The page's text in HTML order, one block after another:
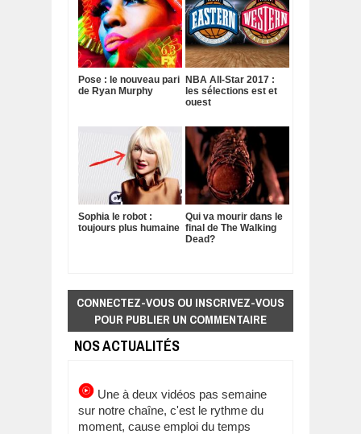
Pose : le nouveau pari
de Ryan Murphy
NBA All-Star 2017 :
les sélections est et
ouest
Sophia le robot :
toujours plus humaine
Qui va mourir dans le
final de The Walking
Dead?
CONNECTEZ-VOUS OU INSCRIVEZ-VOUS
POUR PUBLIER UN COMMENTAIRE
NOS ACTUALITÉS
Une à deux vidéos pas semaine
sur notre chaîne, c'est le rythme du
moment, cause emploi du temps